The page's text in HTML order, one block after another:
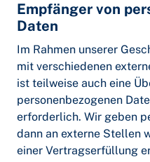
Empfänger von
Daten
Im Rahmen unserer
mit verschiedenen
ist teilweise auch eine
personenbezogenen
erforderlich. Wir geben
dann an externe Stellen
einer Vertragserfüllung